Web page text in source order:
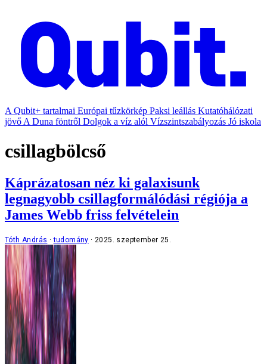
A Qubit+ tartalmai Európai tűzkörkép Paksi leállás Kutatóhálózati
jövő A Duna föntről Dolgok a víz alól Vízszintszabályozás Jó iskola
csillagbölcső
Káprázatosan néz ki galaxisunk
legnagyobb csillagformálódási régiója a
James Webb friss felvételein
Tóth András tudomány 2025. szeptember 25.